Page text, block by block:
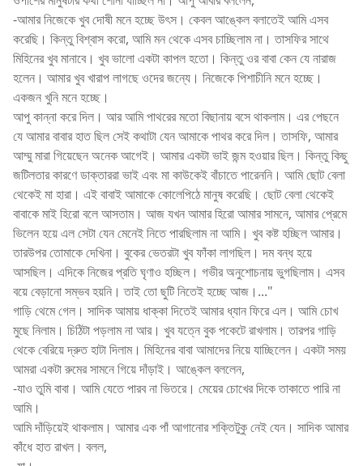
-আমার নিজেকে খুব দোষী মনে হচ্ছে উৎস। কেবল আঙ্কেল বলাতেই আমি এসব
করেছি। কিন্তু বিশ্বাস করো, আমি মন থেকে এসব চাচ্ছিলাম না। তাসফির সাথে
মিহিনের খুব মানাবে। খুব ভালো একটা কাপল হতো। কিন্তু ওর বাবা কেন যে নারাজ
হলেন। আমার খুব খারাপ লাগছে ওদের জন্যে। নিজেকে পিশাচীনি মনে হচ্ছে।
একজন খুনি মনে হচ্ছে।
আপু কান্না করে দিল। আর আমি পাথরের মতো বিছানায় বসে থাকলাম। এর পেছনে
যে আমার বাবার হাত ছিল সেই কথাটা যেন আমাকে পাথর করে দিল। তাসফি, আমার
আম্মু মারা গিয়েছেন অনেক আগেই। আমার একটা ভাই জন্ম হওয়ার ছিল। কিন্তু কিছু
জটিলতার কারণে ডাক্তাররা ভাই এবং মা কাউকেই বাঁচাতে পারেননি। আমি ছোট বেলা
থেকেই মা হারা। এই বাবাই আমাকে কোলেপিঠে মানুষ করেছি। ছোট বেলা থেকেই
বাবাকে মাই হিরো বলে আসতাম। আজ যখন আমার হিরো আমার সামনে, আমার প্রেমে
ভিলেন হয়ে এল সেটা যেন মেনেই নিতে পারছিলাম না আমি। খুব কষ্ট হচ্ছিল আমার।
তারউপর তোমাকে দেখিনা। বুকের ভেতরটা খুব ফাঁকা লাগছিল। দম বন্ধ হয়ে
আসছিল। এদিকে নিজের প্রতি ঘৃণাও হচ্ছিল। গভীর অনুশোচনায় ভুগছিলাম। এসব
বয়ে বেড়ানো সম্ভব হয়নি। তাই তো ছুটি নিতেই হচ্ছে আজ।..."
গাড়ি থেমে গেল। সাদিক আমায় ধাক্কা দিতেই আমার ধ্যান ফিরে এল। আমি চোখ
মুছে নিলাম। চিঠিটা পড়লাম না আর। খুব যত্নে বুক পকেটে রাখলাম। তারপর গাড়ি
থেকে বেরিয়ে দ্রুত হাটা দিলাম। মিহিনের বাবা আমাদের নিয়ে যাচ্ছিলেন। একটা সময়
আমরা একটা রুমের সামনে গিয়ে দাঁড়াই। আঙ্কেল বললেন,
-যাও তুমি বাবা। আমি যেতে পারব না ভিতরে। মেয়ের চোখের দিকে তাকাতে পারি না
আমি।
আমি দাঁড়িয়েই থাকলাম। আমার এক পাঁ আগানোর শক্তিটুকু নেই যেন। সাদিক আমার
কাঁধে হাত রাখল। বলল,